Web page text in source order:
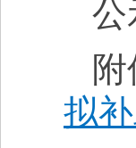
公
附
拟